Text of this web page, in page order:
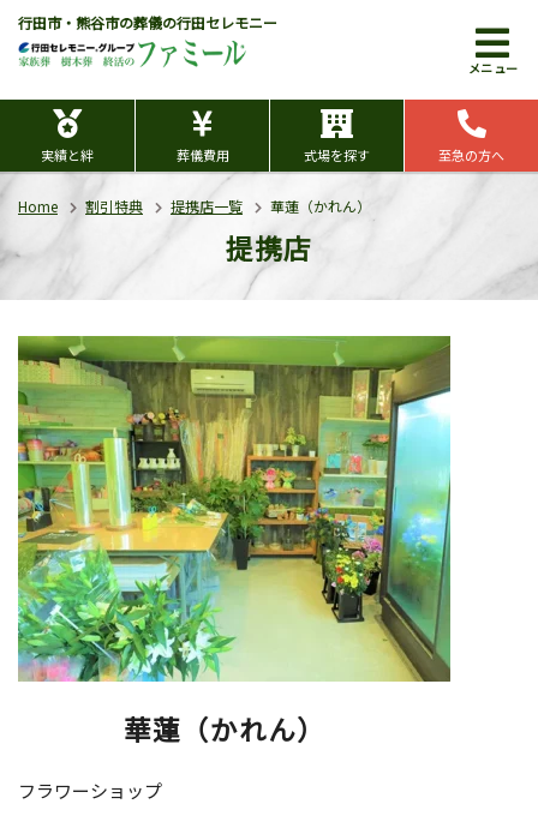
行田市・熊谷市の葬儀の行田セレモニー
メニュー
実績と絆 葬儀費用 式場を探す 至急の方へ
Home 割引特典 提携店一覧 華蓮（かれん）
提携店
華蓮（かれん）
フラワーショップ